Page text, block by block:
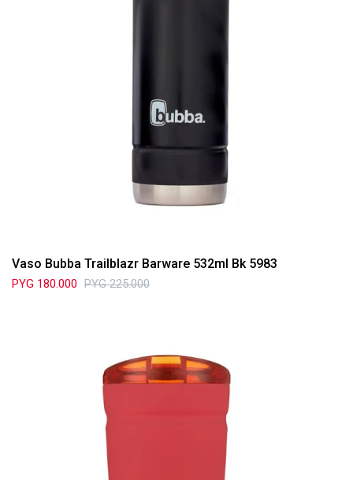
Vaso Bubba Trailblazr Barware 532ml Bk 5983
PYG 180.000 PYG 225.000